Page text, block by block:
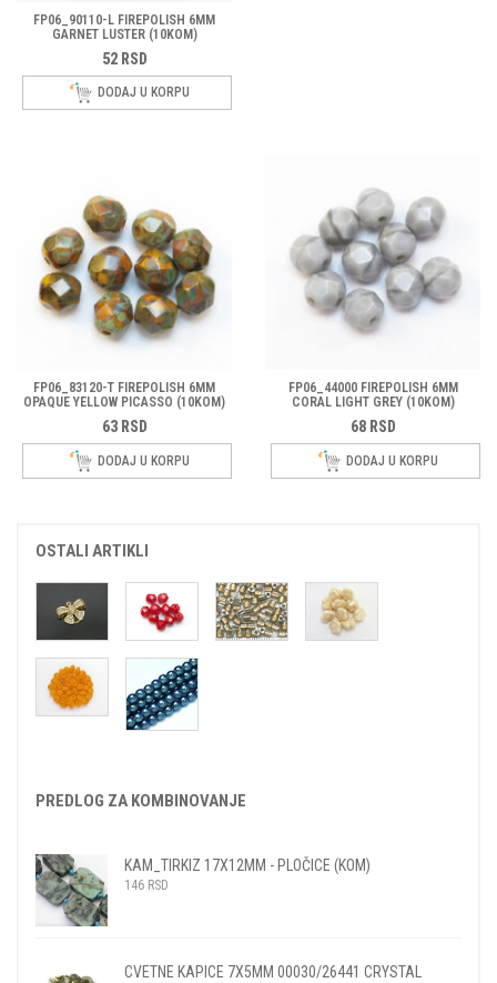
FP06_90110-L FIREPOLISH 6MM
GARNET LUSTER (10KOM)
52 RSD
DODAJ U KORPU
FP06_83120-T FIREPOLISH 6MM
OPAQUE YELLOW PICASSO (10KOM)
63 RSD
DODAJ U KORPU
FP06_44000 FIREPOLISH 6MM
CORAL LIGHT GREY (10KOM)
68 RSD
DODAJ U KORPU
OSTALI ARTIKLI
PREDLOG ZA KOMBINOVANJE
KAM_TIRKIZ 17X12MM - PLOČICE (KOM)
146 RSD
CVETNE KAPICE 7X5MM 00030/26441 CRYSTAL